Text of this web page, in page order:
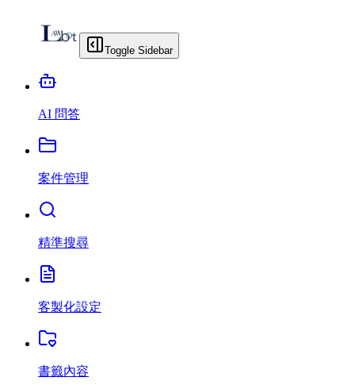
Toggle Sidebar
AI 問答
案件管理
精準搜尋
客製化設定
書籤內容